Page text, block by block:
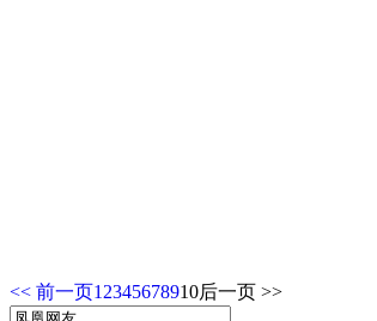
<< 前一页1 2345678910后一页 >>